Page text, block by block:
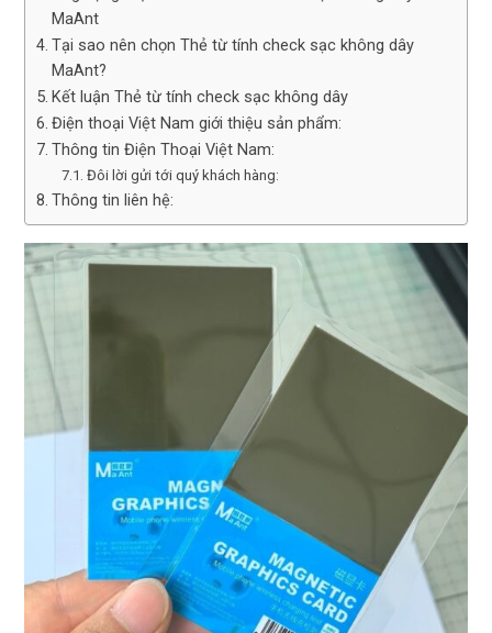
MaAnt
Tại sao nên chọn Thẻ từ tính check sạc không dây
MaAnt?
Kết luận Thẻ từ tính check sạc không dây
Điện thoại Việt Nam giới thiệu sản phẩm:
Thông tin Điện Thoại Việt Nam:
Đôi lời gửi tới quý khách hàng:
Thông tin liên hệ: